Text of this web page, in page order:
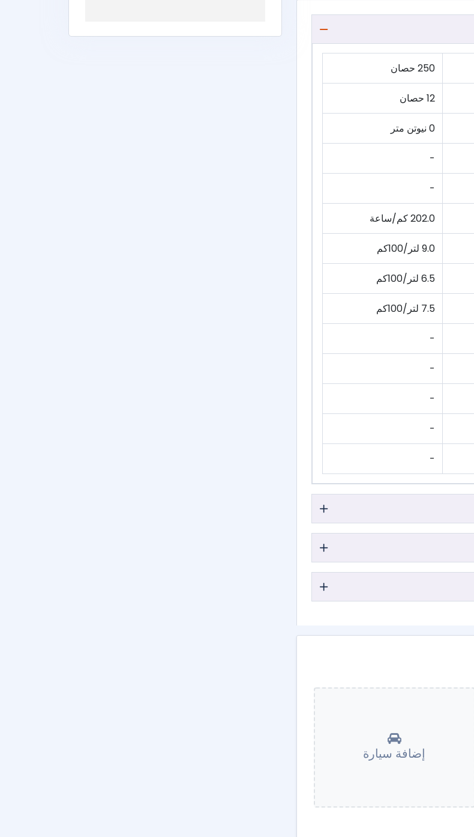
250 حصان
12 حصان
0 نيوتن متر
-
-
202.0 كم/ساعة
9.0 لتر/100كم
6.5 لتر/100كم
7.5 لتر/100كم
-
-
-
-
-
إضافة سيارة